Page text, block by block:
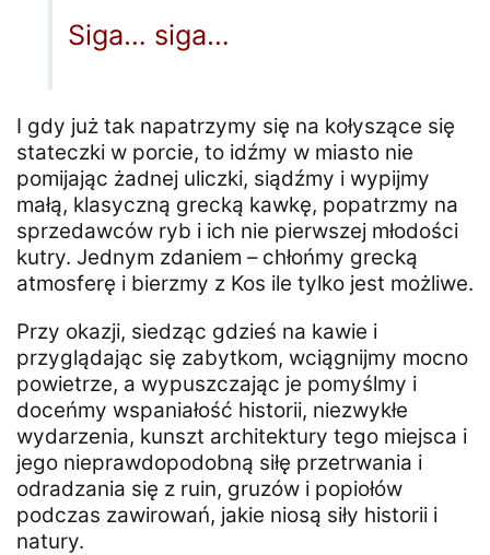
Siga… siga…
I gdy już tak napatrzymy się na kołyszące się
stateczki w porcie, to idźmy w miasto nie
pomijając żadnej uliczki, siądźmy i wypijmy
małą, klasyczną grecką kawkę, popatrzmy na
sprzedawców ryb i ich nie pierwszej młodości
kutry. Jednym zdaniem – chłońmy grecką
atmosferę i bierzmy z Kos ile tylko jest możliwe.
Przy okazji, siedząc gdzieś na kawie i
przyglądając się zabytkom, wciągnijmy mocno
powietrze, a wypuszczając je pomyślmy i
doceńmy wspaniałość historii, niezwykłe
wydarzenia, kunszt architektury tego miejsca i
jego nieprawdopodobną siłę przetrwania i
odradzania się z ruin, gruzów i popiołów
podczas zawirowań, jakie niosą siły historii i
natury.